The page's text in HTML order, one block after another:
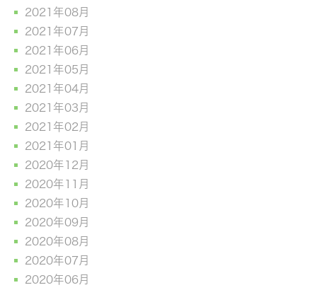
2021年08月
2021年07月
2021年06月
2021年05月
2021年04月
2021年03月
2021年02月
2021年01月
2020年12月
2020年11月
2020年10月
2020年09月
2020年08月
2020年07月
2020年06月